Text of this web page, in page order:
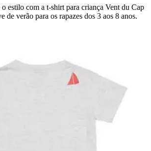
estilo com a t-shirt para criança Vent du Cap
de verão para os rapazes dos 3 aos 8 anos.